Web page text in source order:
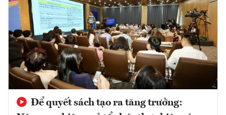
Để quyết sách tạo ra tăng trưởng: